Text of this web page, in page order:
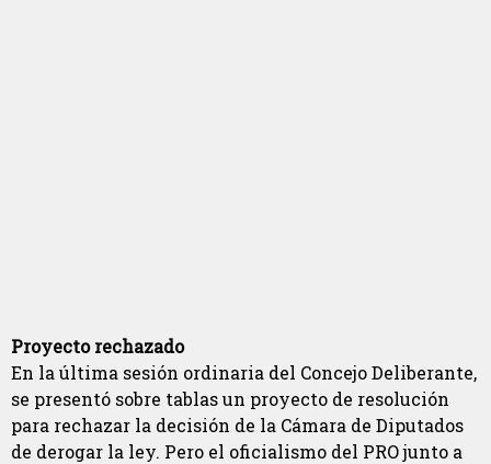
Proyecto rechazado
En la última sesión ordinaria del Concejo Deliberante,
se presentó sobre tablas un proyecto de resolución
para rechazar la decisión de la Cámara de Diputados
de derogar la ley. Pero el oficialismo del PRO junto a